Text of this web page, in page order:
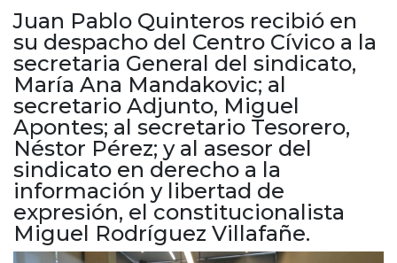
Internacionales
Humor
Marcos Juárez
Río Primero
Valle de Calamuchita
Jesús María y norte
Cruz del Eje
Corredor de Ansenuza
La Carlota y zona
Laboulaye y sur
Bell Ville
Río Tercero
Despeñaderos
Juan Pablo Quinteros recibió en
su despacho del Centro Cívico a la
secretaria General del sindicato,
María Ana Mandakovic; al
secretario Adjunto, Miguel
Apontes; al secretario Tesorero,
Néstor Pérez; y al asesor del
sindicato en derecho a la
información y libertad de
expresión, el constitucionalista
Miguel Rodríguez Villafañe.